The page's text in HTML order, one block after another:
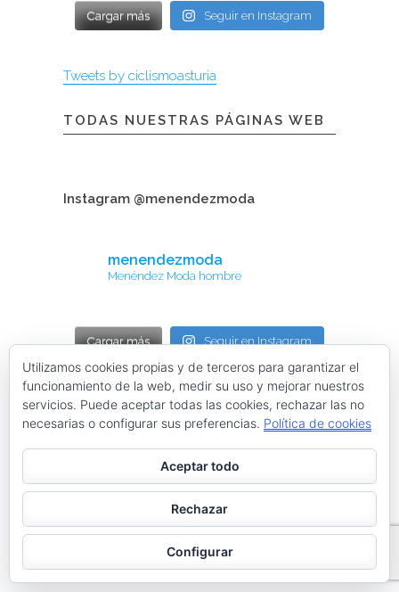
Cargar más Seguir en Instagram
Tweets by ciclismoasturia
TODAS NUESTRAS PÁGINAS WEB
Instagram @menendezmoda
menendezmoda
Menéndez Moda hombre
Cargar más Seguir en Instagram
Contacta con nosotros
Web desarrollada por ©Roberto Menéndez Mateos
Utilizamos cookies propias y de terceros para garantizar el
funcionamiento de la web, medir su uso y mejorar nuestros
servicios. Puede aceptar todas las cookies, rechazar las no
necesarias o configurar sus preferencias. Política de cookies
Aceptar todo
Rechazar
Configurar